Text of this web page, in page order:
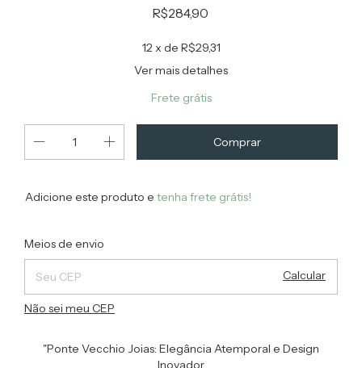
R$284,90
12x de R$29,31
Ver mais detalhes
Frete grátis
Adicione este produto e tenha frete grátis!
Entregas para o CEP:
Meios de envio
Calcular
Não sei meu CEP
"Ponte Vecchio Joias: Elegância Atemporal e Design